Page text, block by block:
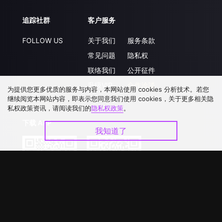
追踪社群
FOLLOW US
客户服务
关于我们
常见问题
联络我们
升级VIP
服务条款
隐私权
公开征件
合作洽談
下载 APP
为提供您更多优质的服务与内容，本网站使用 cookies 分析技术。若您
继续阅览本网站内容，即表示您同意我们使用 cookies，关于更多相关隐
私权政策资讯，请阅读我们的隐私权政策。
我知道了